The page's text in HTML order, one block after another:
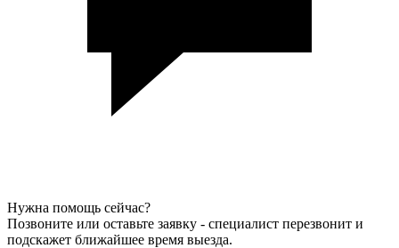
Нужна помощь сейчас?
Позвоните или оставьте заявку - специалист перезвонит и
подскажет ближайшее время выезда.